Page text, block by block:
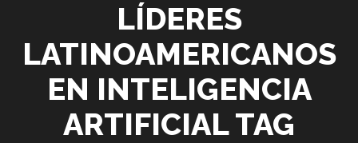
LÍDERES
LATINOAMERICANOS
EN INTELIGENCIA
ARTIFICIAL TAG